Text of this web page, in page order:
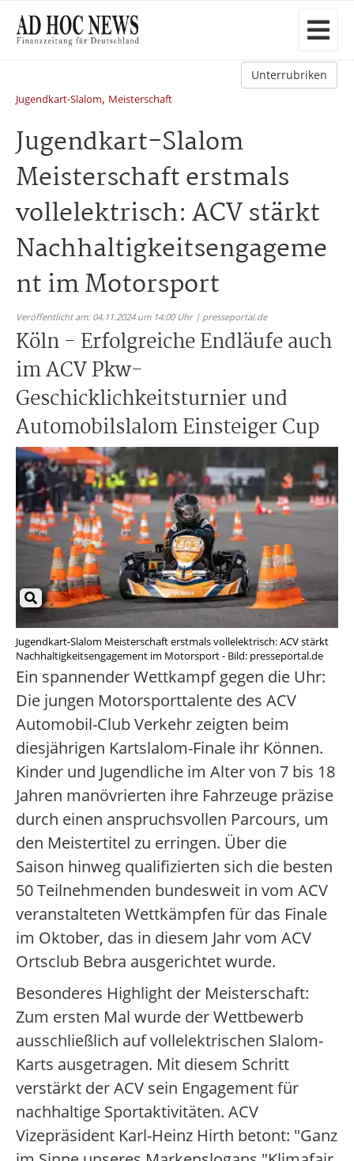
Unterrubriken
Jugendkart-Slalom, Meisterschaft
Jugendkart-Slalom
Meisterschaft erstmals
vollelektrisch: ACV stärkt
Nachhaltigkeitsengageme
nt im Motorsport
Veröffentlicht am: 04.11.2024 um 14:00 Uhr | presseportal.de
Köln - Erfolgreiche Endläufe auch
im ACV Pkw-
Geschicklichkeitsturnier und
Automobilslalom Einsteiger Cup
Jugendkart-Slalom Meisterschaft erstmals vollelektrisch: ACV stärkt
Nachhaltigkeitsengagement im Motorsport - Bild: presseportal.de
Ein spannender Wettkampf gegen die Uhr:
Die jungen Motorsporttalente des ACV
Automobil-Club Verkehr zeigten beim
diesjährigen Kartslalom-Finale ihr Können.
Kinder und Jugendliche im Alter von 7 bis 18
Jahren manövrierten ihre Fahrzeuge präzise
durch einen anspruchsvollen Parcours, um
den Meistertitel zu erringen. Über die
Saison hinweg qualifizierten sich die besten
50 Teilnehmenden bundesweit in vom ACV
veranstalteten Wettkämpfen für das Finale
im Oktober, das in diesem Jahr vom ACV
Ortsclub Bebra ausgerichtet wurde.
Besonderes Highlight der Meisterschaft:
Zum ersten Mal wurde der Wettbewerb
ausschließlich auf vollelektrischen Slalom-
Karts ausgetragen. Mit diesem Schritt
verstärkt der ACV sein Engagement für
nachhaltige Sportaktivitäten. ACV
Vizepräsident Karl-Heinz Hirth betont: "Ganz